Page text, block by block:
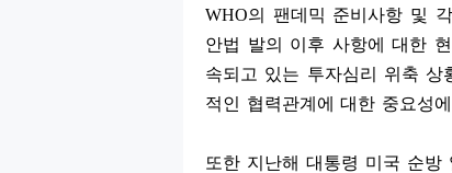
WHO의 팬데믹 준비사항 및
안법 발의 이후 사항에 대한
속되고 있는 투자심리 위축
적인 협력관계에 대한 중요성
또한 지난해 대통령 미국 순방